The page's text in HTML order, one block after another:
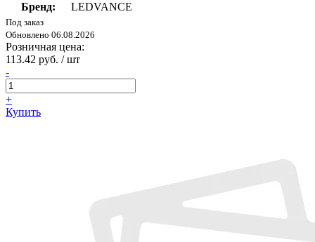
Бренд:
LEDVANCE
Под заказ
Обновлено 06.08.2026
Розничная цена:
113.42 руб. / шт
-
+
Купить